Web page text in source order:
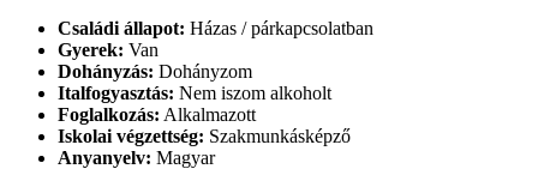
Családi állapot: Házas / párkapcsolatban
Gyerek: Van
Dohányzás: Dohányzom
Italfogyasztás: Nem iszom alkoholt
Foglalkozás: Alkalmazott
Iskolai végzettség: Szakmunkásképző
Anyanyelv: Magyar